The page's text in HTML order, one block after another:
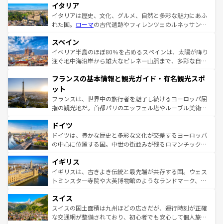
イタリア
イタリアは歴史、文化、グルメ、自然と多彩な魅力にあふ
れた国。 ローマの古代遺跡やフィレンツェのルネッサンス
ろん、トスカーナの美しい田園風景やアマルフィ海岸の絶
景など、自然景観も見逃せない。観光の合間には、本場の
ピザやパスタなど、絶品のイタリア料理を堪能することも
ませてくれるイタリアで、忘れられない旅をしてみよう！
なお、新着のイタリア情報は
しい。
スペイン
イベリア半島のほぼ80％を占めるスペインは、太陽が降り
注ぐ地中海沿岸から雄大なピレネー山脈まで、多彩な自然
文化が根付くこの国では、情熱的なフラメンコ、熱気あふ
れる闘牛、そして美味しいタパスが生活の一部となってい
る。首都マドリードの洗練された雰囲気や、バルセロナの
アートに溢れた街角から、地方では古代ローマ遺跡や中世
せる。地方によって風土や気候が異なるスペインはその個
性で訪れる人を魅了する。 なお、新着のスペイン情報は コ
ンテンツ一覧を参照してほしい。
フランスの基本情報と観光ガイド・有名観光スポ
ット
フランスは、世界中の旅行者を魅了し続けるヨーロッパ屈
指の観光地だ。首都パリのエッフェル塔やルーブル美術館
で、幅広い魅力が詰まっている。華麗な宮殿、歴史的な大
聖堂、美しいビーチ、そして豊かな自然が、訪れる者を心
から魅了する。また、フランスは美食の国としても知ら
いる。シャンパンの発祥地であるランス、プロヴァンスの
香り高いラベンダー畑など、多彩な楽しみ方が可能だ。さ
らに、パリ以外の地域にも魅力が溢れており、どの街角に
れる地方に足を運ぶとそれぞれで全く異なる文化を体験で
きるだろう。 なお、新着のフランス情報はコンテンツ一覧
を参照してほしい。
ドイツ
ドイツは、豊かな歴史と多彩な文化が交差するヨーロッパ
の中心に位置する国。中世の街並みが残るロマンチック街
顔を持つこの国は、どこを歩いても飽きることがない。ベ
ルリンの文化的活気、バイエルン州のアルプスの絶景、そ
してライン川沿いのワイン畑といった風景は必見。ビール
は、お酒好きな人にはぜひ体験してほしい。 なお、新着の
ドイツ情報はコンテンツ一覧を参照してほしい。
イギリス
イギリスは、古きよき伝統と最先端が共存する国。ウェス
トミンスター寺院や大英博物館のようなランドマーク、歴
リアごとに異なる魅力がある。また、優雅なアフタヌーン
ティー、ビール好きにはたまらない英国パブ、サッカー観
戦など、本場だからこそできる体験も豊富。イギリスを旅
スイス
スイスの国土面積は九州ほどの広さだが、運行時刻が正確
な交通網が整備されており、初心者でも安心して個人旅行